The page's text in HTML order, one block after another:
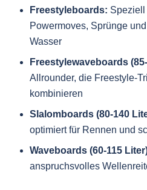
Freestyleboards: Speziell
Powermoves, Sprünge
Wasser
Freestylewaveboards
Allrounder, die Freestyle-
kombinieren
Slalomboards (80-140
optimiert für Rennen und
Waveboards (60-115
anspruchsvolles